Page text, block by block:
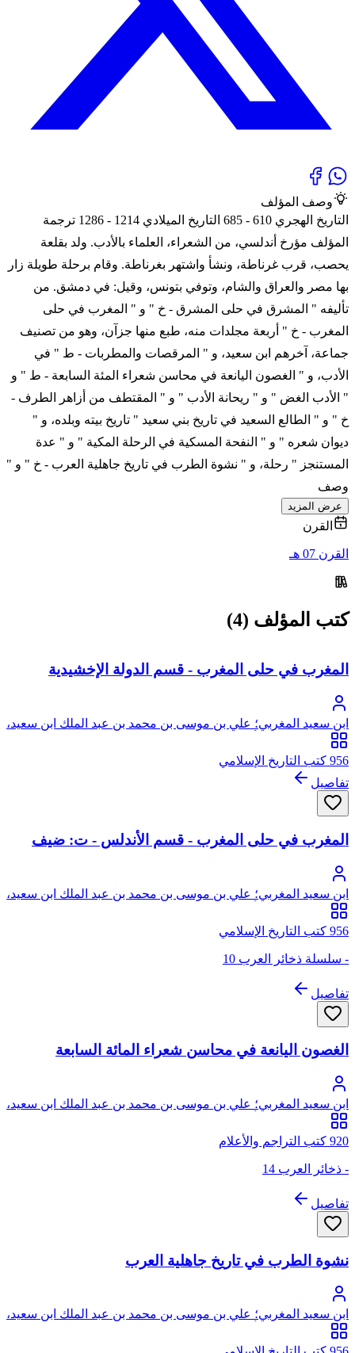
وصف المؤلف
التاريخ الهجري 610 - 685 التاريخ الميلادي 1214 - 1286 ترجمة
المؤلف مؤرخ أندلسي، من الشعراء، العلماء بالأدب. ولد بقلعة
يحصب، قرب غرناطة، ونشأ واشتهر بغرناطة. وقام برحلة طويلة زار
بها مصر والعراق والشام، وتوفي بتونس، وقيل: في دمشق. من
تأليفه " المشرق في حلى المشرق - خ " و " المغرب في حلى
المغرب - خ " أربعة مجلدات منه، طبع منها جزآن، وهو من تصنيف
جماعة، آخرهم ابن سعيد، و " المرقصات والمطربات - ط " في
الأدب، و " الغصون اليانعة في محاسن شعراء المئة السابعة - ط " و
" الأدب الغض " و " ريحانة الأدب " و " المقتطف من أزاهر الطرف -
خ " و " الطالع السعيد في تاريخ بني سعيد " تاريخ بيته وبلده، و "
ديوان شعره " و " النفحة المسكية في الرحلة المكية " و " عدة
المستنجز " رحلة، و " نشوة الطرب في تاريخ جاهلية العرب - خ " و "
وصف
عرض المزيد
القرن
القرن 07 هـ
كتب المؤلف (4)
المغرب في حلى المغرب - قسم الدولة الإخشيدية
ابن سعيد المغربي؛ علي بن موسى بن محمد بن عبد الملك ابن سعيد،
العنسي المدلجي، أبو الحسن، نور الدين، من ذرية عمار بن ياسر
956 كتب التاريخ الإسلامي
تفاصيل
المغرب في حلى المغرب - قسم الأندلس - ت: ضيف
ابن سعيد المغربي؛ علي بن موسى بن محمد بن عبد الملك ابن سعيد،
العنسي المدلجي، أبو الحسن، نور الدين، من ذرية عمار بن ياسر
956 كتب التاريخ الإسلامي
- سلسلة ذخائر العرب 10
تفاصيل
الغصون اليانعة في محاسن شعراء المائة السابعة
ابن سعيد المغربي؛ علي بن موسى بن محمد بن عبد الملك ابن سعيد،
العنسي المدلجي، أبو الحسن، نور الدين، من ذرية عمار بن ياسر
920 كتب التراجم والأعلام
- ذخائر العرب 14
تفاصيل
نشوة الطرب في تاريخ جاهلية العرب
ابن سعيد المغربي؛ علي بن موسى بن محمد بن عبد الملك ابن سعيد،
العنسي المدلجي، أبو الحسن، نور الدين، من ذرية عمار بن ياسر